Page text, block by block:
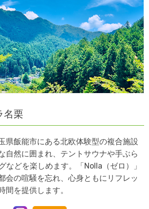
名栗
県飯能市にある北欧体験型の複合施設
自然に囲まれ、テントサウナや手ぶら
などを楽しめます。「Nolla（ゼロ）」
会の喧騒を忘れ、心身ともにリフレッ
間を提供します。